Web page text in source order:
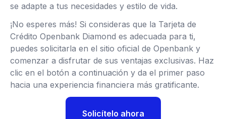
se adapte a tus necesidades y estilo de vida.
¡No esperes más! Si consideras que la Tarjeta de
Crédito Openbank Diamond es adecuada para ti,
puedes solicitarla en el sitio oficial de Openbank y
comenzar a disfrutar de sus ventajas exclusivas. Haz
clic en el botón a continuación y da el primer paso
hacia una experiencia financiera más gratificante.
Solicítelo ahora